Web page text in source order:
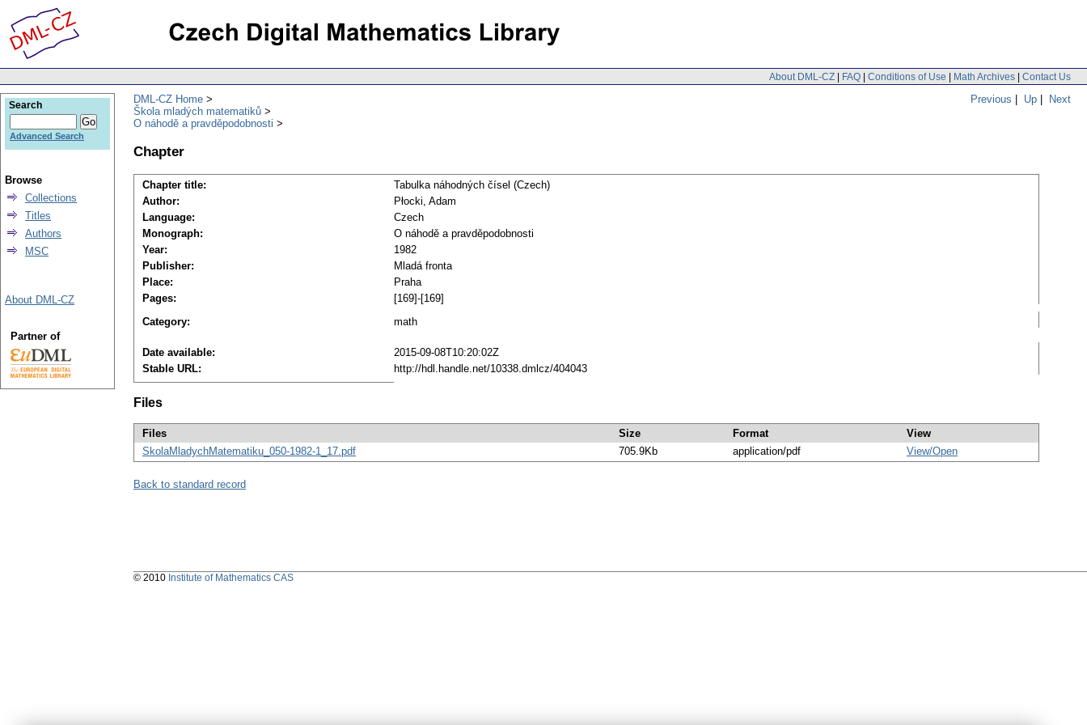
About DML-CZ | FAQ | Conditions of Use | Math Archives | Contact Us
Previous | Up | Next
DML-CZ Home
Škola mladých matematiků
O náhodě a pravděpodobnosti
Chapter
Chapter title:
Tabulka náhodných čísel (Czech)
Author:
Płocki, Adam
Language:
Czech
Monograph:
O náhodě a pravděpodobnosti
Year:
1982
Publisher:
Mladá fronta
Place:
Praha
Pages:
[169]-[169]
Category:
math
Date available:
2015-09-08T10:20:02Z
Stable URL:
http://hdl.handle.net/10338.dmlcz/404043
Files
Files Size Format
View
SkolaMladychMatematiku_050-1982-1_17.pdf
705.9Kb application/pdf View/Open
Back to standard record
Search
Advanced Search
Browse
Collections
Titles
Authors
MSC
About DML-CZ
Partner of
© 2010 Institute of Mathematics CAS